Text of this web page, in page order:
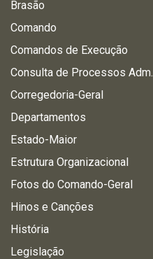
Brasão
Comando
Comandos de Execução
Consulta de Processos Adm.
Corregedoria-Geral
Departamentos
Estado-Maior
Estrutura Organizacional
Fotos do Comando-Geral
Hinos e Canções
História
Legislação